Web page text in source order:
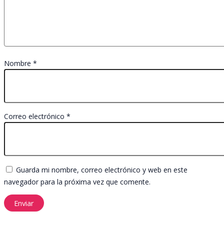
Nombre *
Correo electrónico *
Guarda mi nombre, correo electrónico y web en este
navegador para la próxima vez que comente.